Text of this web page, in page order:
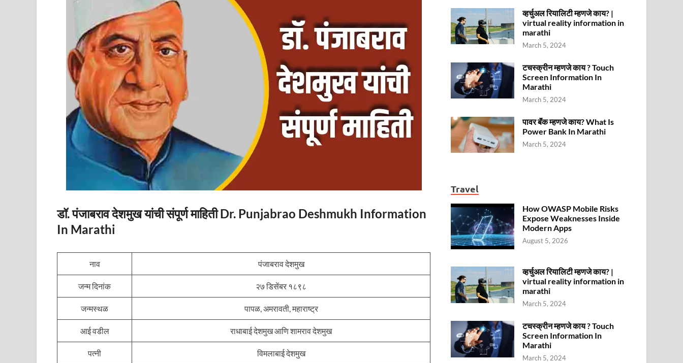
डॉ. पंजाबराव देशमुख यांची संपूर्ण माहिती Dr. Punjabrao Deshmukh Information
In Marathi
नाव पंजाबराव देशमुख
जन्म दिनांक २७ डिसेंबर १८९८
जन्मस्थळ पापळ, अमरावती, महाराष्ट्र
आई वडील राधाबाई देशमुख आणि शामराव देशमुख
पत्नी विमलाबाई देशमुख
व्हर्चुअल रियालिटी म्हणजे काय? |
virtual reality information in
marathi
March 5, 2024
टचस्क्रीन म्हणजे काय ? Touch
Screen Information In
Marathi
March 5, 2024
पावर बॅंक म्हणजे काय? What Is
Power Bank In Marathi
March 5, 2024
Travel
How OWASP Mobile Risks
Expose Weaknesses Inside
Modern Apps
August 5, 2026
व्हर्चुअल रियालिटी म्हणजे काय? |
virtual reality information in
marathi
March 5, 2024
टचस्क्रीन म्हणजे काय ? Touch
Screen Information In
Marathi
March 5, 2024